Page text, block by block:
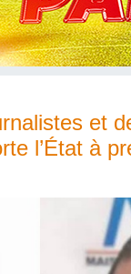
et
l’État à